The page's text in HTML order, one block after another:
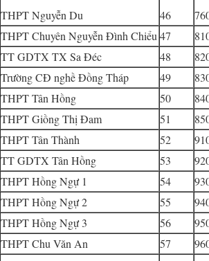
THPT Nguyễn Du 46
THPT Chuyên Nguyễn Đình Chiểu47
TT GDTX TX Sa Đéc 48
Trường CĐ nghề Đồng Tháp 49
THPT Tân Hồng 50
THPT Giồng Thị Đam 51
THPT Tân Thành 52
TT GDTX Tân Hồng 53
THPT Hồng Ngự 1 54
THPT Hồng Ngự 2 55
THPT Hồng Ngự 3 56
THPT Chu Văn An 57